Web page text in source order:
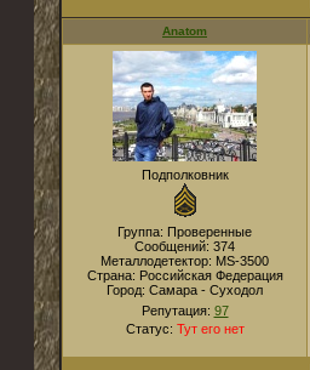
Anatom
Подполковник
Группа: Проверенные
Сообщений: 374
Металлодетектор: MS-3500
Страна: Российская Федерация
Город: Самара - Суходол
Репутация: 97
Статус: Тут его нет